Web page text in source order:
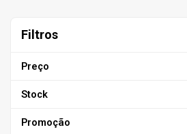
Filtros
Preço
Stock
Promoção